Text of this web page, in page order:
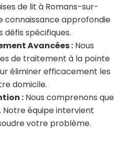
de lit à Romans-sur-
connaissance approfondie
défis spécifiques.
Avancées : Nous
de traitement à la pointe
éliminer efficacement les
domicile.
: Nous comprenons que
équipe intervient
votre problème.